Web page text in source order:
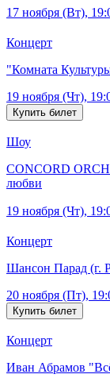
17 ноября (Вт),
Концерт
"Комната
19 ноября (Чт),
Шоу
CONCORD
любви
19 ноября (Чт),
Концерт
Шансон Парад (г.
20 ноября (Пт),
Концерт
Иван Абрамов